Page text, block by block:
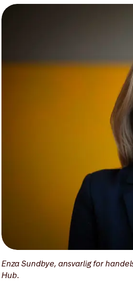
Enza Sundbye, ansvarlig for
Hub.